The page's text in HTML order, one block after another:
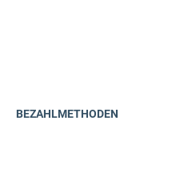
BEZAHLMETHODEN